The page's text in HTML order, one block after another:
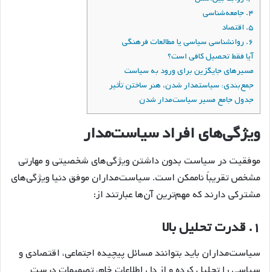
۴. جامعه‌شناسی
۵. اقتصاد
۶. روانشناسی سیاسی یا مطالعات فرهنگی
آیا فقط تحصیل کافی است؟
مسیرهای جایگزین برای ورود به سیاست
جمع‌بندی: سیاستمدار شدن، هنر ساختن تأثیر
جدول جامع مسیر سیاست‌مدار شدن
ویژگی‌های افراد سیاست‌مدار
موفقیت در سیاست بدون داشتن ویژگی‌های شخصیتی و مهارتی
مشخص تقریباً ناممکن است. سیاست‌مداران موفق دنیا ویژگی‌های
مشترکی دارند که مهم‌ترین آن‌ها عبارتند از:
۱. قدرت تحلیل بالا
سیاست‌مداران باید بتوانند مسائل پیچیده اجتماعی، اقتصادی و